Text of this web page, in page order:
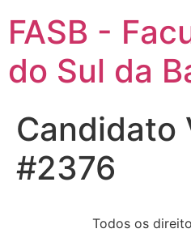
FASB -
do Sul da
Candidato
#2376
Todos os